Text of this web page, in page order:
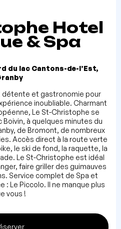
Hotel
& Spa
du lac Cantons-de-l’Est,
détente et gastronomie pour
inoubliable. Charmant
Le St-Christophe se
Boivin, à quelques minutes du
de Bromont, de nombreux
Accès direct à la route verte
le ski de fond, la raquette, la
Le St-Christophe est idéal
faire griller des guimauves
Service complet de Spa et
: Le Piccolo. Il ne manque plus
vous !